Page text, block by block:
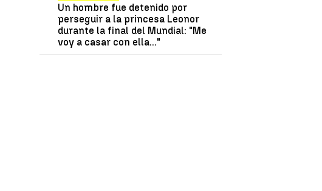
Un hombre fue detenido por
perseguir a la princesa Leonor
durante la final del Mundial: "Me
voy a casar con ella..."